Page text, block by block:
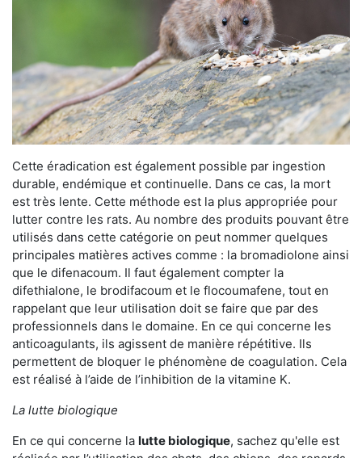
Cette éradication est également possible par ingestion
durable, endémique et continuelle. Dans ce cas, la mort
est très lente. Cette méthode est la plus appropriée pour
lutter contre les rats. Au nombre des produits pouvant être
utilisés dans cette catégorie on peut nommer quelques
principales matières actives comme : la bromadiolone ainsi
que le difenacoum. Il faut également compter la
difethialone, le brodifacoum et le flocoumafene, tout en
rappelant que leur utilisation doit se faire que par des
professionnels dans le domaine. En ce qui concerne les
anticoagulants, ils agissent de manière répétitive. Ils
permettent de bloquer le phénomène de coagulation. Cela
est réalisé à l’aide de l’inhibition de la vitamine K.
La lutte biologique
En ce qui concerne la lutte biologique, sachez qu'elle est